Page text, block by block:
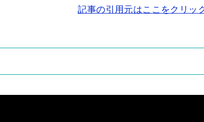
記事の引用元はここをクリッ